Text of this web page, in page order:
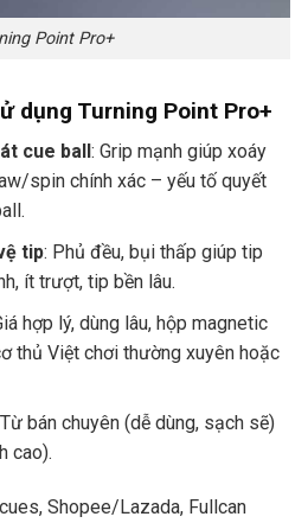
Point Pro+
dụng Turning Point Pro+
cue ball : Grip mạnh giúp xoáy
spin chính xác – yếu tố quyết
tip: Phủ đều, bụi thấp giúp tip
ít trượt, tip bền lâu.
hợp lý, dùng lâu, hộp magnetic
thủ Việt chơi thường xuyên hoặc
bán chuyên (dễ dùng, sạch sẽ)
cao).
Shopee/Lazada, Fullcan